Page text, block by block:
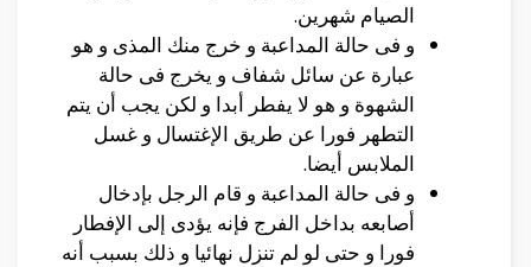
الصيام شهرين.
و فى حالة المداعبة و خرج منك المذى و هو
عبارة عن سائل شفاف و يخرج فى حالة
الشهوة و هو لا يفطر أبدا و لكن يجب أن يتم
التطهر فورا عن طريق الإغتسال و غسل
الملابس أيضا.
و فى حالة المداعبة و قام الرجل بإدخال
أصابعه بداخل الفرج فإنه يؤدى إلى الإفطار
فورا و حتى لو لم تنزل نهائيا و ذلك بسبب أنه